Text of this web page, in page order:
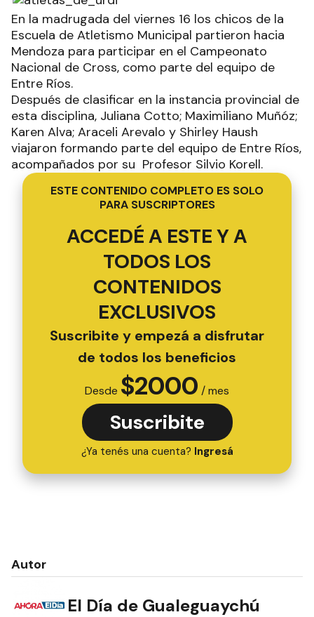
En la madrugada del viernes 16 los chicos de la
Escuela de Atletismo Municipal partieron hacia
Mendoza para participar en el Campeonato
Nacional de Cross, como parte del equipo de
Entre Ríos.
Después de clasificar en la instancia provincial de
esta disciplina, Juliana Cotto; Maximiliano Muñóz;
Karen Alva; Araceli Arevalo y Shirley Haush
viajaron formando parte del equipo de Entre Ríos,
acompañados por su Profesor Silvio Korell.
ESTE CONTENIDO COMPLETO ES SOLO
PARA SUSCRIPTORES
ACCEDÉ A ESTE Y A
TODOS LOS
CONTENIDOS
EXCLUSIVOS
Suscribite y empezá a disfrutar
de todos los beneficios
Desde $2000 / mes
Suscribite
¿Ya tenés una cuenta? Ingresá
Autor
El Día de Gualeguaychú